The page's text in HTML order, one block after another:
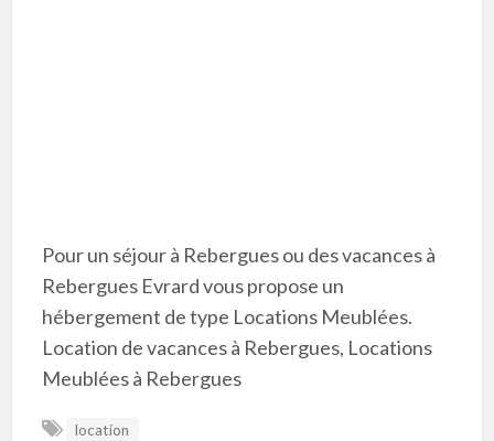
Pour un séjour à Rebergues ou des vacances à
Rebergues Evrard vous propose un
hébergement de type Locations Meublées.
Location de vacances à Rebergues, Locations
Meublées à Rebergues
location